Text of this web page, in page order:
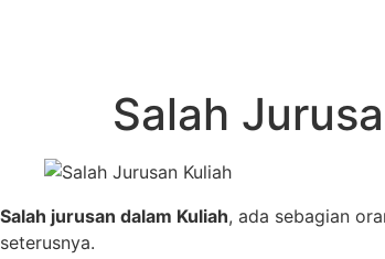
Salah
Salah jurusan dalam Kuliah, ada sebagian
seterusnya.